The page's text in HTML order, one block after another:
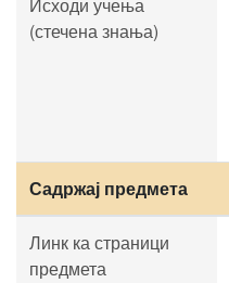
(стечена знања)
Садржај предмета
Линк ка страници
предмета